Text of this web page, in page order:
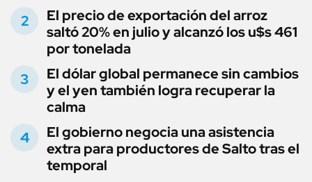
El precio de exportación del arroz
saltó 20% en julio y alcanzó los u$s 461
por tonelada
El dólar global permanece sin cambios
y el yen también logra recuperar la
calma
El gobierno negocia una asistencia
extra para productores de Salto tras el
temporal